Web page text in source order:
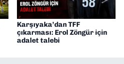
Karşıyaka’dan TFF
çıkarması: Erol Zöngür için
adalet talebi